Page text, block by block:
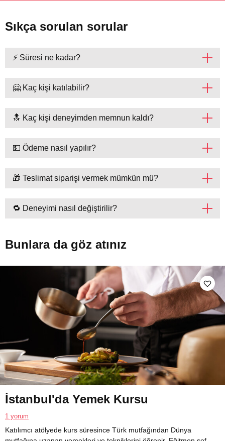
Sıkça sorulan sorular
⚡ Süresi ne kadar?
🤗 Kaç kişi katılabilir?
🔝 Kaç kişi deneyimden memnun kaldı?
💵 Ödeme nasıl yapılır?
🎁 Teslimat siparişi vermek mümkün mü?
🔁 Deneyimi nasıl değiştirilir?
Bunlara da göz atınız
İstanbul'da Yemek Kursu
1 yorum
Katılımcı atölyede kurs süresince Türk mutfağından Dünya